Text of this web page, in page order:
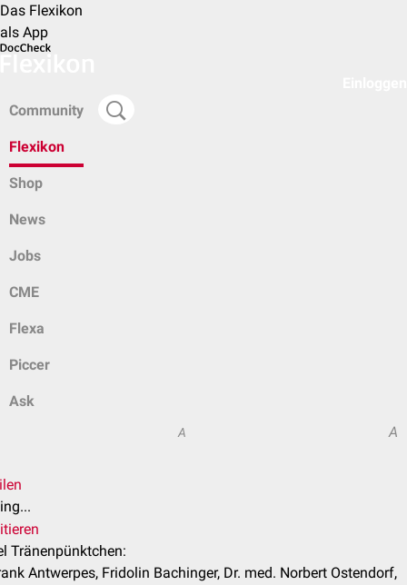
Das Flexikon
als App
Community
Flexikon
Shop
News
Jobs
CME
Flexa
Piccer
Ask
A A
Tränenpünktchen:
Antwerpes, Fridolin Bachinger, Dr. med. Norbert Ostendorf,